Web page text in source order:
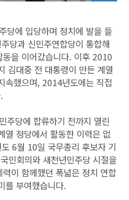
당에 입당하며 정치에 발을 들
당과 신민주연합당이 통합해
을 이어갔습니다. 이후 2010
김대중 전 대통령이 만든 계열
속했으며, 2014년도에는 직접
주당에 합류하기 전까지 열린
열 정당에서 활동한 이력은 없
6월 10일 국무총리 후보자 기
민회의와 새천년민주당 시절을
이 함께했던 폭넓은 정치 연합
를 부여했습니다.